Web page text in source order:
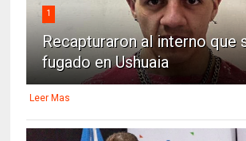
1
Recapturaron al interno que
fugado en Ushuaia
Leer Mas